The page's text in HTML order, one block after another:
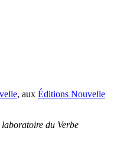
, aux Éditions Nouvelle
du Verbe